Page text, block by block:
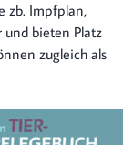
zb. Impfplan,
und bieten Platz
zugleich als